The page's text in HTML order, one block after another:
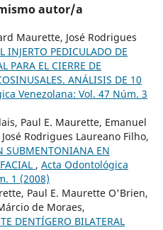
autor/a
Maurette, José Rodrigues
INJERTO PEDICULADO DE
PARA EL CIERRE DE
ANÁLISIS DE 10
Venezolana: Vol. 47 Núm. 3
Paul E. Maurette, Emanuel
Rodrigues Laureano Filho,
SUBMENTONIANA EN
, Acta Odontológica
1 (2008)
Paul E. Maurette O'Brien,
de Moraes,
DENTÍGERO BILATERAL